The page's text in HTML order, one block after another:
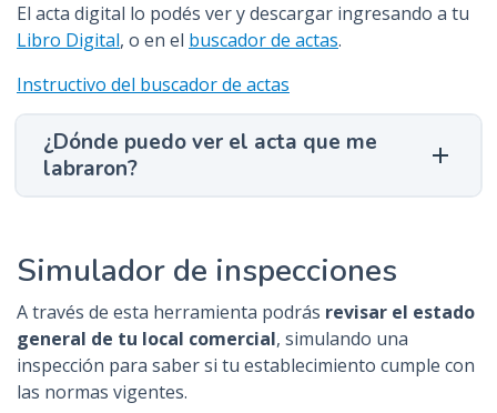
El acta digital lo podés ver y descargar ingresando a tu
Libro Digital, o en el buscador de actas.
Instructivo del buscador de actas
¿Dónde puedo ver el acta que me
labraron?
Simulador de inspecciones
A través de esta herramienta podrás revisar el estado
general de tu local comercial, simulando una
inspección para saber si tu establecimiento cumple con
las normas vigentes.